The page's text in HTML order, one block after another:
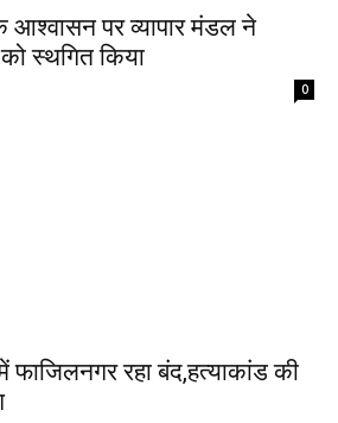
आश्वासन पर व्यापार मंडल ने
स्थगित किया
0
फाजिलनगर रहा बंद,हत्याकांड की